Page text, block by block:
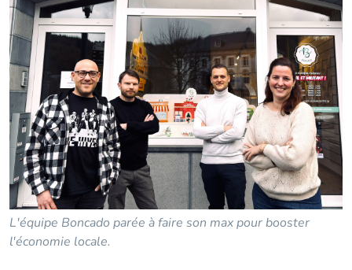
L'équipe Boncado parée à faire son max pour booster
l'économie locale.